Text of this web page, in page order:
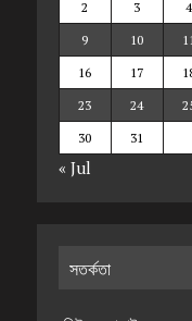
2
3 4
9
10
16
17
23
24
30
31
« Jul
সতর্কতা